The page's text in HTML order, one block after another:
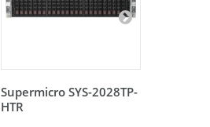
Supermicro SYS-2028TP-
HTR